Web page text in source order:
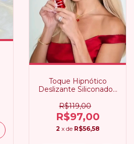
Toque Hipnótico
Deslizante Siliconado |
R$119,00
R$97,00
2 x de R$56,58